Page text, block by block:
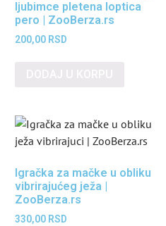
ljubimce pletena loptica
pero | ZooBerza.rs
200,00 RSD
Igračka za mačke u obliku
vibrirajućeg ježa |
ZooBerza.rs
330,00 RSD